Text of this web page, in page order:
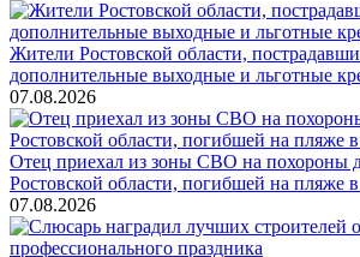
Жители Ростовской области,
дополнительные выходные и льготные
07.08.2026
Отец приехал из зоны СВО на похороны
Ростовской области, погибшей на пляже
07.08.2026